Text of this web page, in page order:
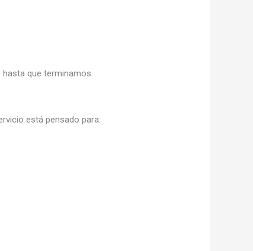
que terminamos.
está pensado para: